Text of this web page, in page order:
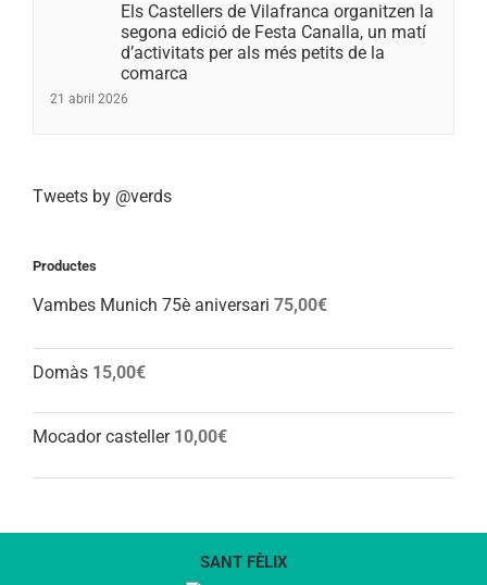
Els Castellers de Vilafranca organitzen la
segona edició de Festa Canalla, un matí
d’activitats per als més petits de la
comarca
21 abril 2026
Tweets by @verds
Productes
Vambes Munich 75è aniversari 75,00€
Domàs 15,00€
Mocador casteller 10,00€
SANT FÈLIX